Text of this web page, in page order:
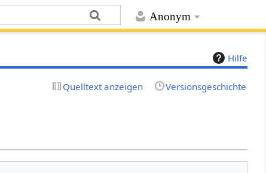
Anonym
Hilfe
Quelltext anzeigen Versionsgeschichte